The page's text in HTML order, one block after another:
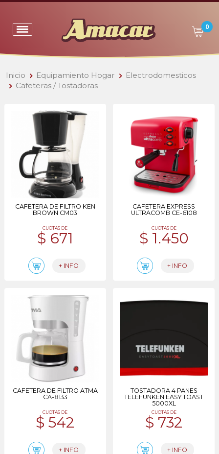
0
Inicio Equipamiento Hogar
Electrodomesticos
Cafeteras / Tostadoras
CAFETERA DE FILTRO KEN
BROWN CM03
CUOTAS DE
$ 671
+ INFO
CAFETERA EXPRESS
ULTRACOMB CE-6108
CUOTAS DE
$ 1.450
+ INFO
CAFETERA DE FILTRO ATMA
CA-8133
CUOTAS DE
$ 542
+ INFO
TOSTADORA 4 PANES
TELEFUNKEN EASY TOAST
5000XL
CUOTAS DE
$ 732
+ INFO